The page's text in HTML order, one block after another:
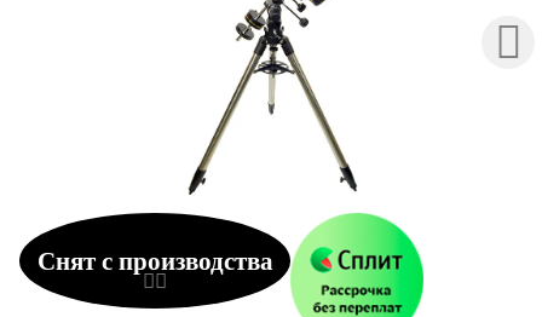
Снят с производства